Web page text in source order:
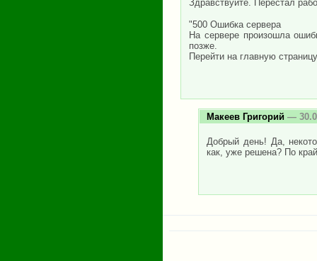
Здравствуйте. Перестал
"500 Ошибка сервера
На сервере произошла
позже.
Перейти на главную
Макеев Григорий —
Добрый день! Да,
как, уже решена? По